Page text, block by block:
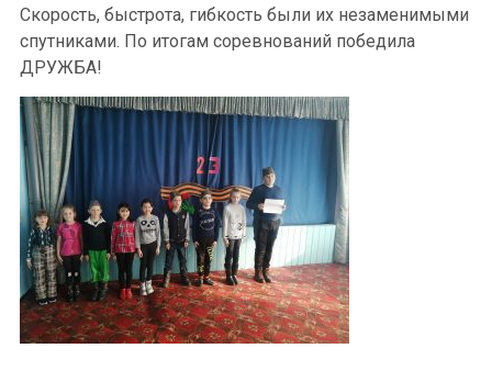
Скорость, быстрота, гибкость были их незаменимыми
спутниками. По итогам соревнований победила
ДРУЖБА!